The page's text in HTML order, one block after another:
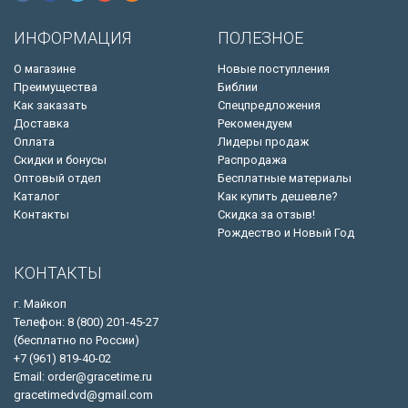
ИНФОРМАЦИЯ
О магазине
Преимущества
Как заказать
Доставка
Оплата
Скидки и бонусы
Оптовый отдел
Каталог
Контакты
ПОЛЕЗНОЕ
Новые поступления
Библии
Спецпредложения
Рекомендуем
Лидеры продаж
Распродажа
Бесплатные материалы
Как купить дешевле?
Скидка за отзыв!
Рождество и Новый Год
КОНТАКТЫ
г. Майкоп
Телефон: 8 (800) 201-45-27
(бесплатно по России)
+7 (961) 819-40-02
Email: order@gracetime.ru
gracetimedvd@gmail.com